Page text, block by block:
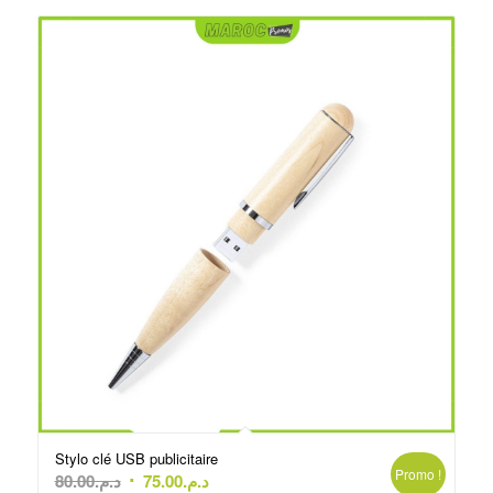
Stylo clé USB publicitaire
د.م.80.00
Le
د.م.75.00
Le
Promo !